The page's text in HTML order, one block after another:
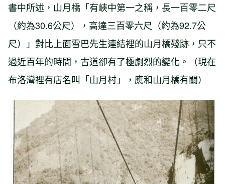
書中所述，山月橋「有峽中第一之稱，長一百零二尺
（約為30.6公尺），高達三百零六尺（約為92.7公
尺）」對比上面雪巴先生連結裡的山月橋殘跡，只不
過近百年的時間，古道卻有了極劇烈的變化。（現在
布洛灣裡有店名叫「山月村」，應和山月橋有關）